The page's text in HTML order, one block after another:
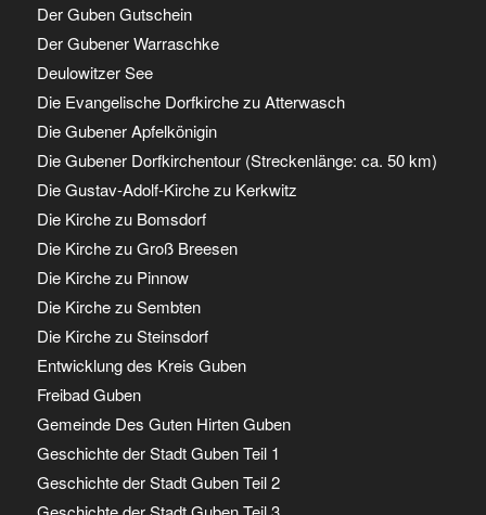
Der Guben Gutschein
Der Gubener Warraschke
Deulowitzer See
Die Evangelische Dorfkirche zu Atterwasch
Die Gubener Apfelkönigin
Die Gubener Dorfkirchentour (Streckenlänge: ca. 50 km)
Die Gustav-Adolf-Kirche zu Kerkwitz
Die Kirche zu Bomsdorf
Die Kirche zu Groß Breesen
Die Kirche zu Pinnow
Die Kirche zu Sembten
Die Kirche zu Steinsdorf
Entwicklung des Kreis Guben
Freibad Guben
Gemeinde Des Guten Hirten Guben
Geschichte der Stadt Guben Teil 1
Geschichte der Stadt Guben Teil 2